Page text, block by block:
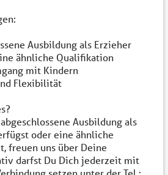
Ausbildung als Erzieher
ähnliche Qualifikation
mit Kindern
Flexibilität
Ausbildung als
oder eine ähnliche
freuen uns über Deine
darfst Du Dich jederzeit mit